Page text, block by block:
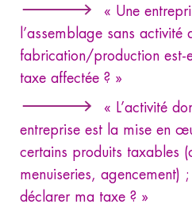
« Une
l’assemblage sans activité
fabrication/production est-
taxe affectée ? »
« L’activité
entreprise est la mise en
certains produits taxables
menuiseries, agencement)
déclarer ma taxe ? »